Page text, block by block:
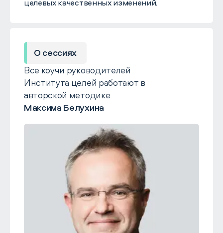
целевых качественных изменений.
О сессиях
Все коучи руководителей
Института целей работают в
авторской методике
Максима Белухина